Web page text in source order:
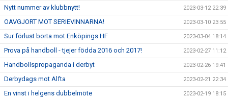
Nytt nummer av klubbnytt! 2023-03-12 22:39
OAVGJORT MOT SERIEVINNARNA! 2023-03-10 23:55
Sur förlust borta mot Enköpings HF 2023-03-04 18:14
Prova på handboll - tjejer födda 2016 och 2017! 2023-02-27 11:12
Handbollspropaganda i derbyt 2023-02-26 19:41
Derbydags mot Alfta 2023-02-21 22:34
En vinst i helgens dubbelmöte 2023-02-19 18:15